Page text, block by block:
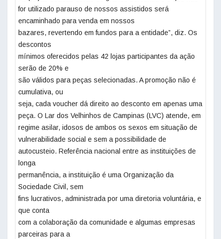
for utilizado parauso de nossos assistidos será
encaminhado para venda em nossos
bazares, revertendo em fundos para a entidade”, diz. Os
descontos
mínimos oferecidos pelas 42 lojas participantes da ação
serão de 20% e
são válidos para peças selecionadas. A promoção não é
cumulativa, ou
seja, cada voucher dá direito ao desconto em apenas uma
peça. O Lar dos Velhinhos de Campinas (LVC) atende, em
regime asilar, idosos de ambos os sexos em situação de
vulnerabilidade social e sem a possibilidade de
autocusteio. Referência nacional entre as instituições de
longa
permanência, a instituição é uma Organização da
Sociedade Civil, sem
fins lucrativos, administrada por uma diretoria voluntária, e
que conta
com a colaboração da comunidade e algumas empresas
parceiras para a